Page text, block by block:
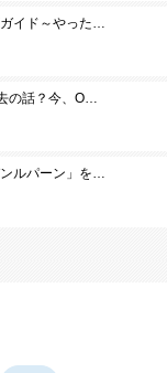
ガイド～やった…
の話？今、O…
ルパーン」を…